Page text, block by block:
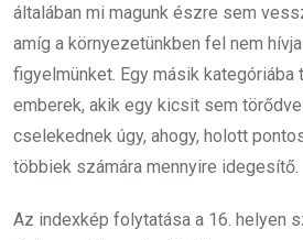
általában mi magunk észre sem
amíg a környezetünkben fel nem
figyelmünket. Egy másik kategóriába
emberek, akik egy kicsit sem
cselekednek úgy, ahogy, holott
többiek számára mennyire idegesítő.
Az indexkép folytatása a 16. helyen